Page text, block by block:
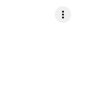
more_vert